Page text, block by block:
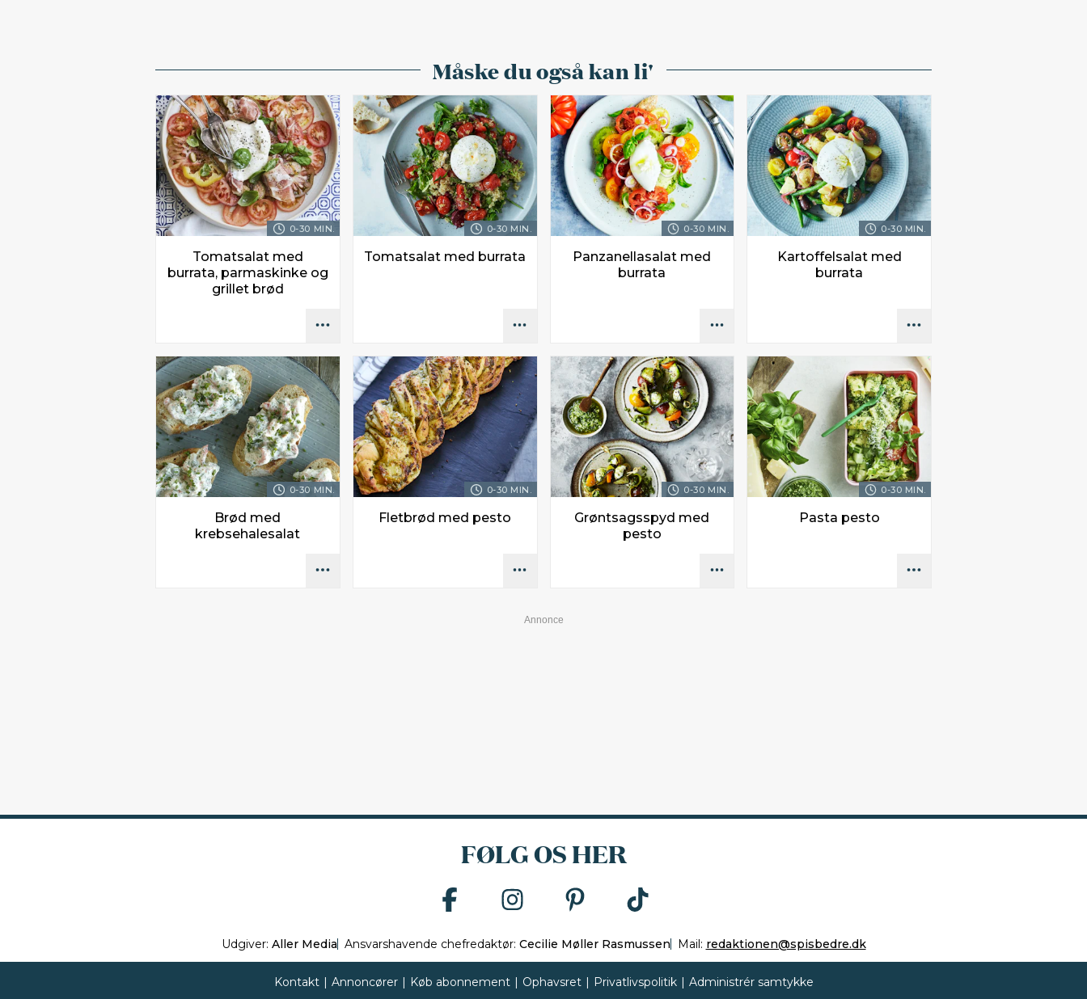
Måske du også kan li'
0-30 MIN.
Tomatsalat med
burrata, parmaskinke og
grillet brød
0-30 MIN.
Tomatsalat med burrata
0-30 MIN.
Panzanellasalat med
burrata
0-30 MIN.
Kartoffelsalat med
burrata
0-30 MIN.
Brød med
krebsehalesalat
0-30 MIN.
Fletbrød med pesto
0-30 MIN.
Grøntsagsspyd med
pesto
0-30 MIN.
Pasta pesto
FØLG OS HER
Udgiver: Aller Media Ansvarshavende chefredaktør: Cecilie Møller Rasmussen Mail: redaktionen@spisbedre.dk
Kontakt Annoncører Køb abonnement Ophavsret Privatlivspolitik Administrér samtykke